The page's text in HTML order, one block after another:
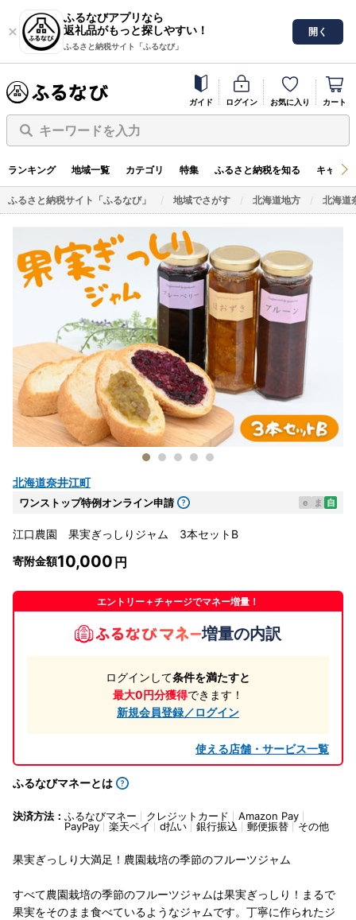
ふるなびアプリなら
返礼品がもっと探しやすい！
ふるさと納税サイト「ふるなび」
開く
ガイド ログイン お気に入り カート
キーワードを入力
ランキング 地域一覧 カテゴリ 特集 ふるさと納税を知る キャン
ふるさと納税サイト「ふるなび」 地域でさがす 北海道地方 北海道
北海道奈井江町
ワンストップ特例オンライン申請 e ま 自
江口農園 果実ぎっしりジャム 3本セットB
寄附金額10,000
エントリー＋チャージでマネー増量！
増量の内訳
ログインして条件を満たすと
最大0円分獲得できます！
新規会員登録／ログイン
使える店舗・サービス一覧
ふるなびマネーとは
決済方法： ふるなびマネー クレジットカード
Amazon Pay
PayPay
楽天ペイ d払い 銀行振込 郵便振替 その他
果実ぎっしり大満足！農園栽培の季節のフルーツジャム
すべて農園栽培の季節のフルーツジャムは果実ぎっしり！まるで
果実をそのまま食べているようなジャムです。丁寧に作られたジ